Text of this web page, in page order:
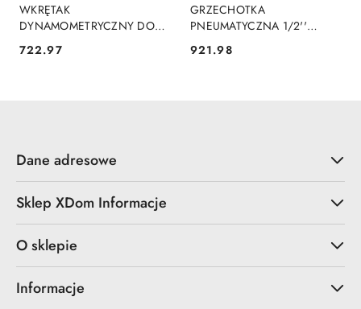
WKRĘTAK
DYNAMOMETRYCZNY DO
Cena:
722.97
GRZECHOTKA
PNEUMATYCZNA 1/2''
Cena:
921.98
Dane adresowe
Sklep XDom Informacje
O sklepie
Informacje